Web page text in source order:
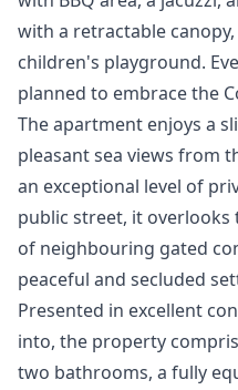
with a retractable
children's playground.
planned to embrace the
The apartment enjoys a
pleasant sea views from
an exceptional level of
public street, it overlooks
of neighbouring gated
peaceful and secluded
Presented in excellent
into, the property
two bathrooms, a fully